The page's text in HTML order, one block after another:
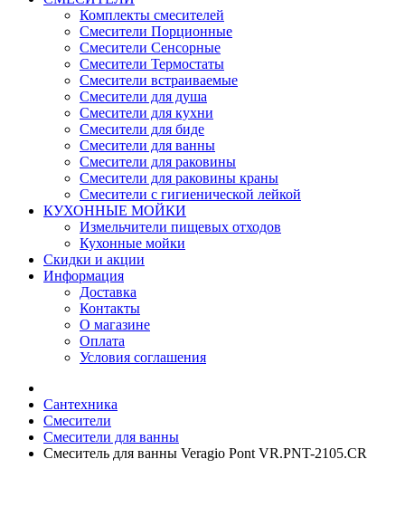
Комплекты смесителей
Смесители Порционные
Смесители Сенсорные
Смесители Термостаты
Смесители встраиваемые
Смесители для душа
Смесители для кухни
Смесители для биде
Смесители для ванны
Смесители для раковины
Смесители для раковины краны
Смесители с гигиенической лейкой
КУХОННЫЕ МОЙКИ
Измельчители пищевых отходов
Кухонные мойки
Скидки и акции
Информация
Доставка
Контакты
О магазине
Оплата
Условия соглашения
Сантехника
Смесители
Смесители для ванны
Смеситель для ванны Veragio Pont VR.PNT-2105.CR